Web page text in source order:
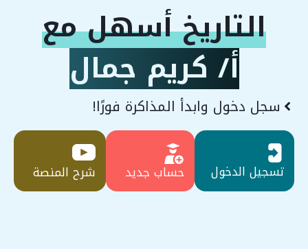
التاريخ أسهل مع
أ/ كريم جمال
سجل دخول وابدأ المذاكرة فورًا!
تسجيل الدخول حساب جديد شرح المنصة